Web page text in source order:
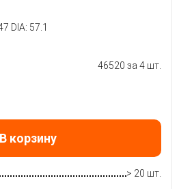
DIA: 57.1
46520 за 4 шт.
В корзину
> 20 шт.